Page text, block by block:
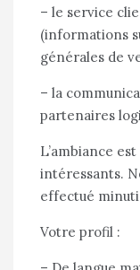
– le service
(informations
générales de
– la
partenaires
L’ambiance
intéressants.
effectué
Votre profil :